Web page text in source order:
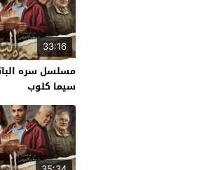
33:16
سيما كلوب